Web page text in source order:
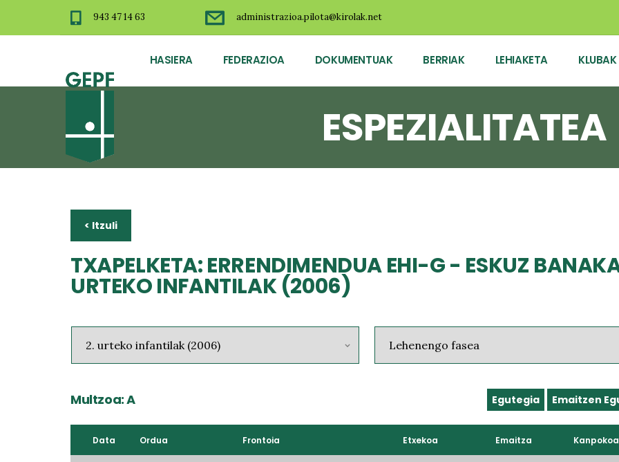
943 47 14 63 administrazioa.pilota@kirolak.net
HASIERA FEDERAZIOA DOKUMENTUAK BERRIAK LEHIAKETA KLUBAK
ESPEZIALITATEA
< Itzuli
TXAPELKETA: ERRENDIMENDUA EHI-G - ESKUZ
URTEKO INFANTILAK (2006)
Multzoa: A Egutegia Emaitzen
Data Ordua Frontoia Etxekoa Emaitza Kanpokoa